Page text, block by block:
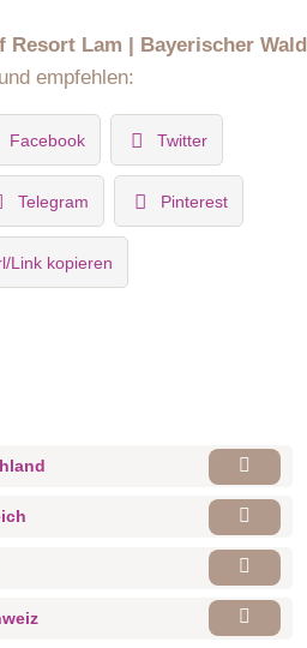
Resort Lam | Bayerischer Wald
empfehlen:
Facebook Twitter
Telegram Pinterest
Link kopieren